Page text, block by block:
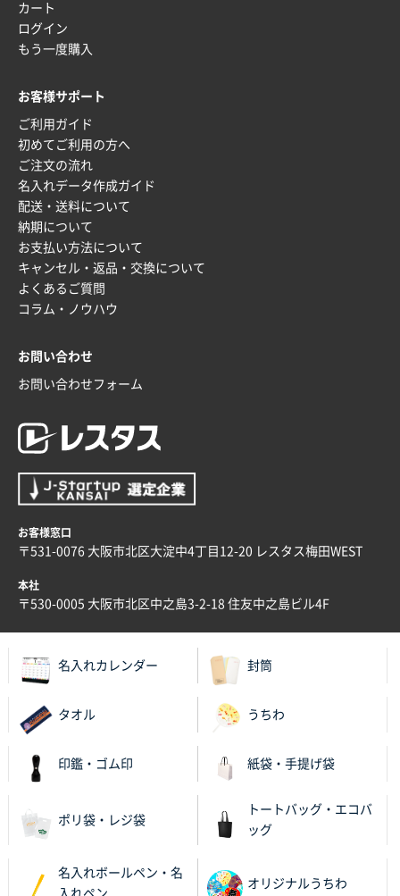
カート
ログイン
もう一度購入
お客様サポート
ご利用ガイド
初めてご利用の方へ
ご注文の流れ
名入れデータ作成ガイド
配送・送料について
納期について
お支払い方法について
キャンセル・返品・交換について
よくあるご質問
コラム・ノウハウ
お問い合わせ
お問い合わせフォーム
お客様窓口
〒531-0076 大阪市北区大淀中4丁目12-20 レスタス梅田WEST
本社
〒530-0005 大阪市北区中之島3-2-18 住友中之島ビル4F
名入れカレンダー 封筒
タオル うちわ
印鑑・ゴム印 紙袋・手提げ袋
ポリ袋・レジ袋
トートバッグ・エコバ
ッグ
名入れボールペン・名
オリジナルうちわ